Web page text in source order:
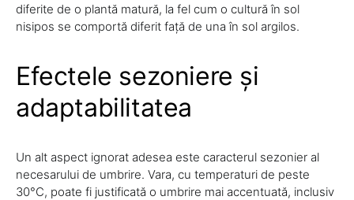
diferite de o plantă matură, la fel cum o cultură în sol
nisipos se comportă diferit față de una în sol argilos.
Efectele sezoniere și
adaptabilitatea
Un alt aspect ignorat adesea este caracterul sezonier al
necesarului de umbrire. Vara, cu temperaturi de peste
30°C, poate fi justificată o umbrire mai accentuată, inclusiv